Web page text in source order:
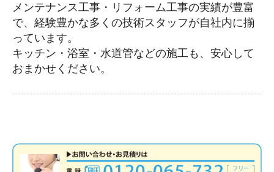
メンテナンス工事・リフォーム工事の実績が豊富
で、経験豊かな多くの技術スタッフが自社内に揃
っています。
キッチン・浴室・水道管などの施工も、安心して
おまかせください。